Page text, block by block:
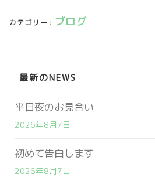
カテゴリー: ブログ
最新のNEWS
平日夜のお見合い
2026年8月7日
初めて告白します
2026年8月7日